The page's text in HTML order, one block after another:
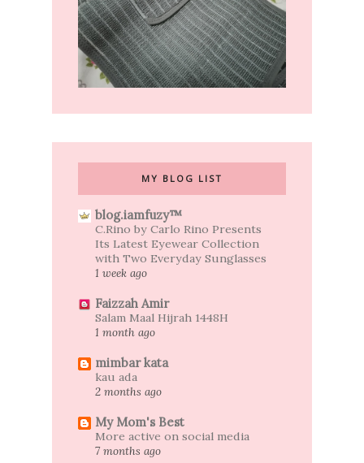
MY BLOG LIST
blog.iamfuzy™
C.Rino by Carlo Rino Presents
Its Latest Eyewear Collection
with Two Everyday Sunglasses
1 week ago
Faizzah Amir
Salam Maal Hijrah 1448H
1 month ago
mimbar kata
kau ada
2 months ago
My Mom's Best
More active on social media
7 months ago